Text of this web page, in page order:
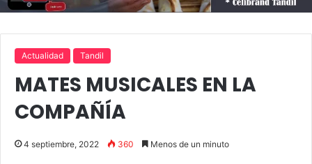
Actualidad Tandil
MATES MUSICALES EN LA
COMPAÑÍA
4 septiembre, 2022 360 Menos de un minuto